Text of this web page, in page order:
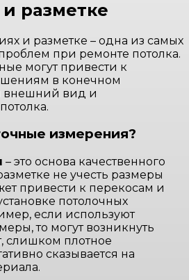
разметке
и разметке – одна из самых
при ремонте потолка.
могут привести к
в конечном
внешний вид и
измерения?
– это основа качественного
не учесть размеры
привести к перекосам и
потолочных
если используют
то могут возникнуть
слишком плотное
сказывается на